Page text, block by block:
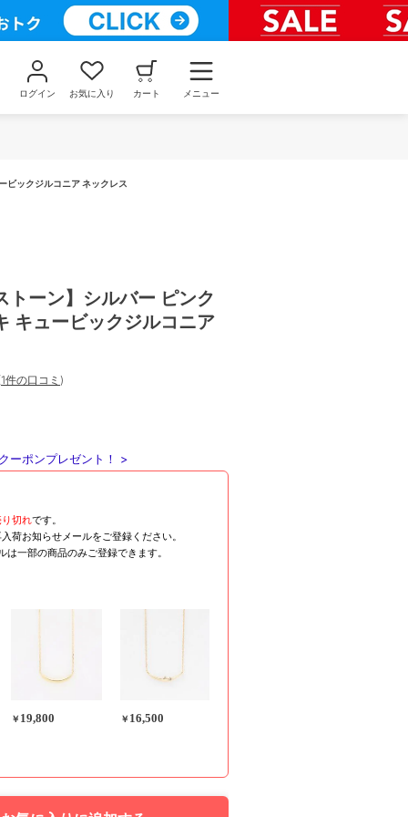
ログイン お気に入り カート メニュー
ビックジルコニア ネックレス
トーン】シルバー ピンク
キュービックジルコニア
1件の口コミ )
クーポンプレゼント！ >
切れです。
荷お知らせメールをご登録ください。
は一部の商品のみご登録できます。
￥ 19,800 ￥ 16,500